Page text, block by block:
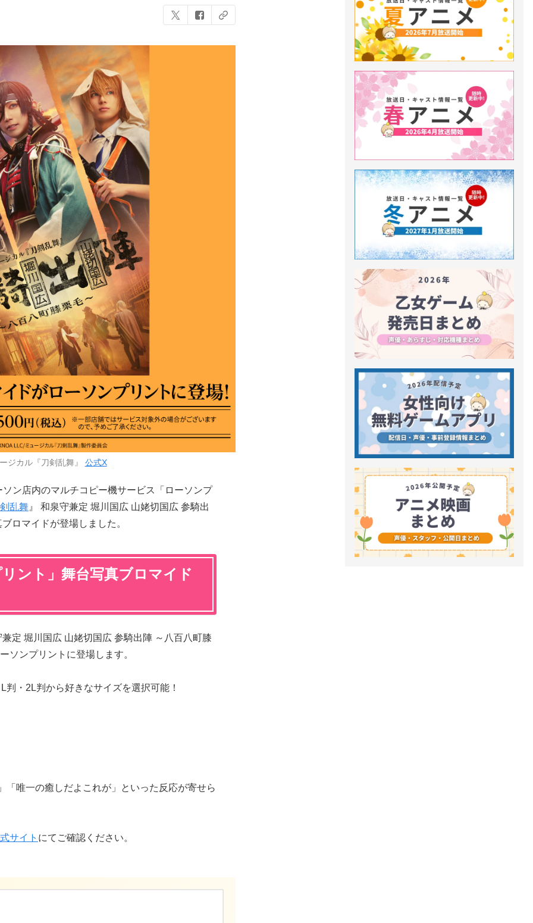
ジカル『刀剣乱舞』 公式X
ン店内のマルチコピー機サービス「ローソンプ
乱舞 』 和泉守兼定 堀川国広 山姥切国広 参騎出
ロマイドが登場しました。
ント」舞台写真ブロマイド
定 堀川国広 山姥切国広 参騎出陣 ～八百八町膝
ソンプリントに登場します。
・2L判から好きなサイズを選択可能！
「唯一の癒しだよこれが」といった反応が寄せら
サイト にてご確認ください。